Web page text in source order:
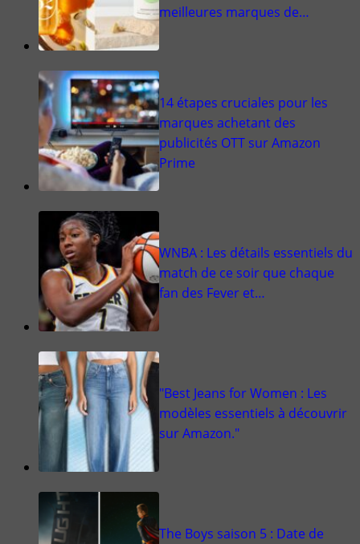
meilleures marques de…
14 étapes cruciales pour les
marques achetant des
publicités OTT sur Amazon
Prime
WNBA : Les détails essentiels du
match de ce soir que chaque
fan des Fever et…
"Best Jeans for Women : Les
modèles essentiels à découvrir
sur Amazon."
The Boys saison 5 : Date de